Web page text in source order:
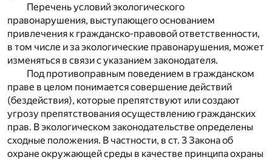
Перечень условий экологического
правонарушения, выступающего основанием
привлечения к гражданско-правовой ответственности,
в том числе и за экологические правонарушения, может
изменяться в связи с указанием законодателя.
Под противоправным поведением в гражданском
праве в целом понимается совершение действий
(бездействия), которые препятствуют или создают
угрозу препятствования осуществлению гражданских
прав. В экологическом законодательстве определены
сходные положения. В частности, в ст. 3 Закона об
охране окружающей среды в качестве принципа охраны